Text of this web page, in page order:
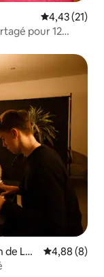
Évaluation
4,43 (21)
pour 12
de Le
Évaluation
4,88 (8)